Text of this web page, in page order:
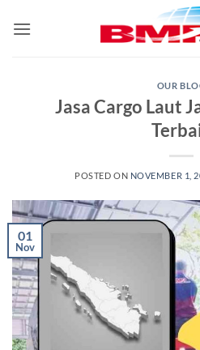
OUR
Jasa Cargo Laut
POSTED ON NOVEMBER 1,
01
Nov